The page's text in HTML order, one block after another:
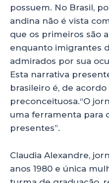
possuem. No Brasil,
andina não é vista
que os primeiros são
enquanto imigrantes
admirados por sua
Esta narrativa
brasileiro é, de
preconceituosa.“O
uma ferramenta para
presentes”.
Claudia Alexandre,
anos 1980 e única